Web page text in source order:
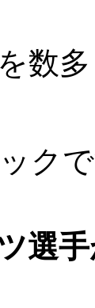
数
ク
選